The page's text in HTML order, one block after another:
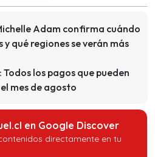
Adam confirma cuándo
y qué regiones se verán más
los pagos que pueden
mes de agosto
en Google Discover
directamente en tu